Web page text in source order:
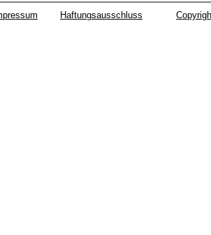
Haftungsausschluss